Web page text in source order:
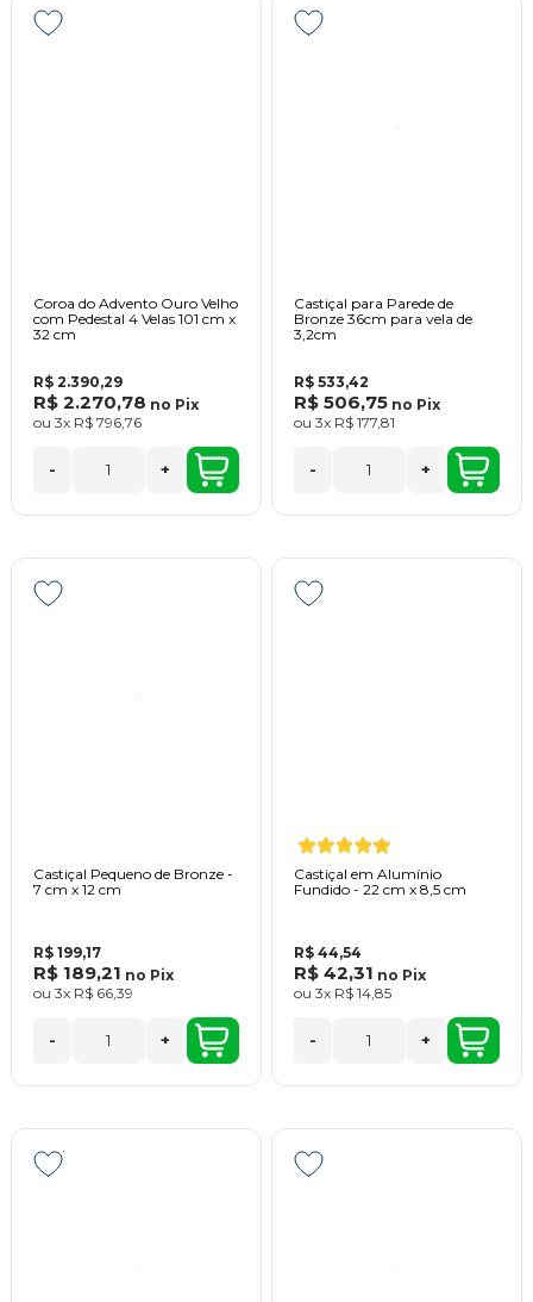
Coroa do Advento Ouro Velho
com Pedestal 4 Velas 101 cm x
32 cm
R$ 2.390,29
R$ 2.270,78 no Pix
ou 3x R$ 796,76
- +
Castiçal para Parede de
Bronze 36cm para vela de
3,2cm
R$ 533,42
R$ 506,75 no Pix
ou 3x R$ 177,81
- +
Castiçal Pequeno de Bronze -
7 cm x 12 cm
R$ 199,17
R$ 189,21 no Pix
ou 3x R$ 66,39
- +
Castiçal em Alumínio
Fundido - 22 cm x 8,5 cm
R$ 44,54
R$ 42,31 no Pix
ou 3x R$ 14,85
- +